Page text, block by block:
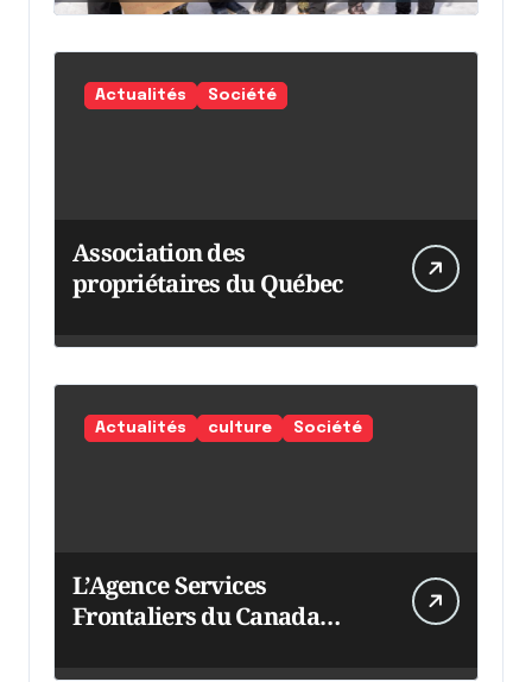
Actualités Société
Association des
propriétaires du Québec
Actualités culture Société
L’Agence Services
Frontaliers du Canada